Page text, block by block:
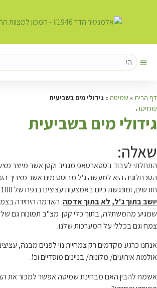
דף הבית » שמיטה » גידולי מים בשביעית
שמיטה
גידולי מים בשביעית
שאלה:
התחלתי לעבוד בסטארטאפ מגניב וקטן אשר מייצר מצע
הטכנולוגיה היא למעשה ג'ל מבוסס מים אשר מצריך
חודשים, ומונגשת כיום באמצעות עציצים בנפח של 100 ו- 70 ליטר.
יושב בתוך ג'ל, לא בתוך אדמה. האדמה היחידה
שמגיע מהמשתלה, בתוך כלי קטן. מצ"ב תמונות גם
צמח וגם בכללי על המערכות שלנו.
אנחנו כרגע מקדמים רק צמחיית נוי לפנים מבנה,
אולמות אירועים/ מלונות/ בניינים מוסדיים וכו'.
אשמח להבין האם מבחינת שמיטה אפשר למכור את